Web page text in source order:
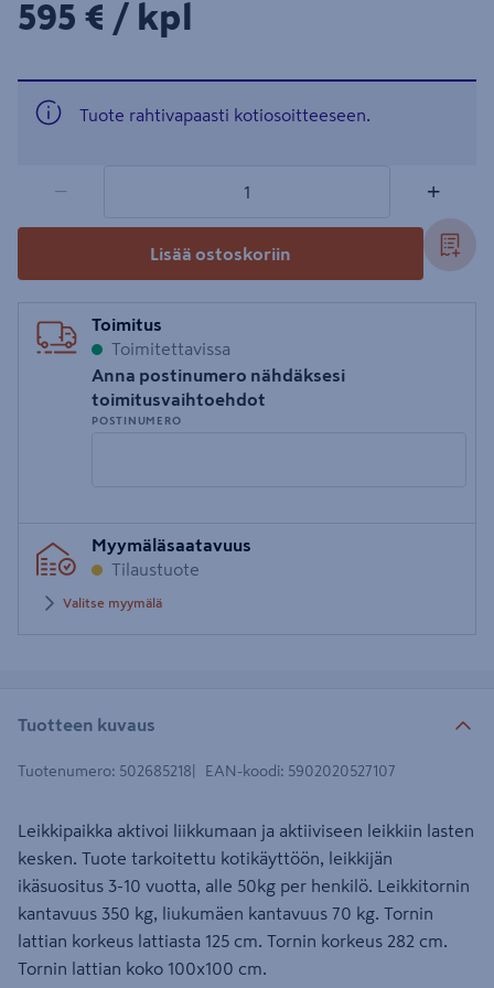
595€/kpl
595 € / kpl
Tuote rahtivapaasti kotiosoitteeseen.
− +
Lisää ostoskoriin
Toimitus
Toimitettavissa
Anna postinumero nähdäksesi
toimitusvaihtoehdot
POSTINUMERO
postinumero
Myymäläsaatavuus
Tilaustuote
Valitse myymälä
Tuotteen kuvaus
Tuotenumero: 502685218 EAN-koodi: 5902020527107
Leikkipaikka aktivoi liikkumaan ja aktiiviseen leikkiin lasten
kesken. Tuote tarkoitettu kotikäyttöön, leikkijän
ikäsuositus 3-10 vuotta, alle 50kg per henkilö. Leikkitornin
kantavuus 350 kg, liukumäen kantavuus 70 kg. Tornin
lattian korkeus lattiasta 125 cm. Tornin korkeus 282 cm.
Tornin lattian koko 100x100 cm.